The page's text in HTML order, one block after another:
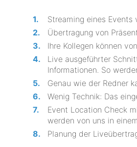
Streaming eines
Übertragung von
Ihre Kollegen können
Live ausgeführter
Informationen. So
Genau wie der Redner
Wenig Technik: Das
Event Location Check
werden von uns in
Planung der